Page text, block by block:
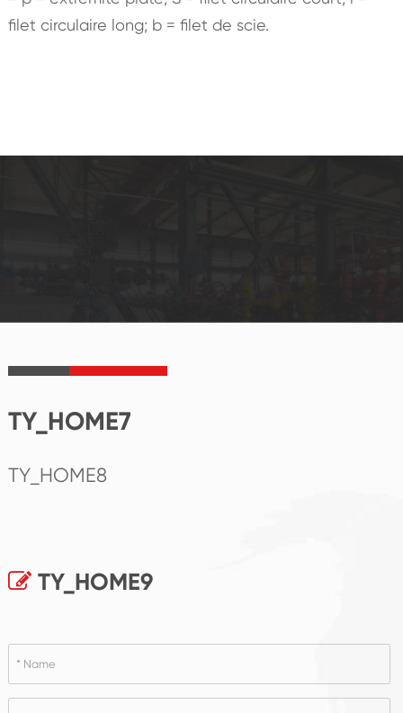
filet circulaire long; b = filet de scie.
TY_HOME7
TY_HOME8
TY_HOME9